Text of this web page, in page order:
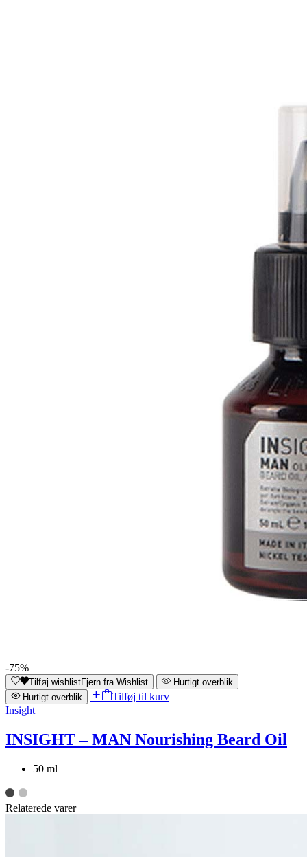
-75%
Tilføj wishlistFjern fra Wishlist
Hurtigt overblik
Hurtigt overblik
Tilføj til kurv
Insight
INSIGHT – MAN Nourishing Beard Oil
50 ml
Relaterede varer